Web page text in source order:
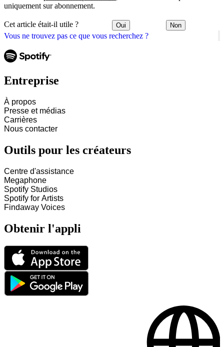
Vous ne trouvez pas ce que vous recherchez ?
uniquement sur abonnement.
Cet article était-il utile ? Oui Non
Entreprise
À propos
Presse et médias
Carrières
Nous contacter
Outils pour les créateurs
Centre d'assistance
Megaphone
Spotify Studios
Spotify for Artists
Findaway Voices
Obtenir l'appli